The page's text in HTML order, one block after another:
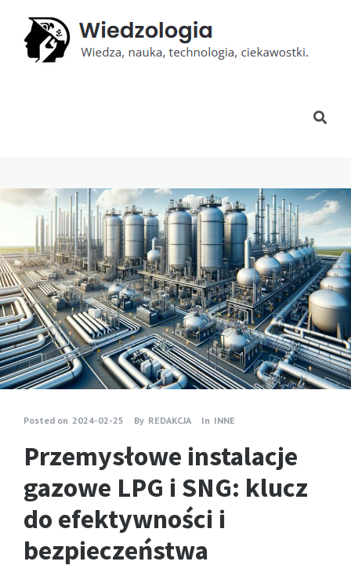
Posted on 2024-02-25 By REDAKCJA In INNE
Przemysłowe instalacje
gazowe LPG i SNG: klucz
do efektywności i
bezpieczeństwa